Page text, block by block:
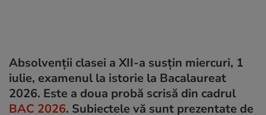
Absolvenții clasei a XII-a susțin miercuri, 1
iulie, examenul la istorie la Bacalaureat
2026. Este a doua probă scrisă din cadrul
BAC 2026. Subiectele vă sunt prezentate de